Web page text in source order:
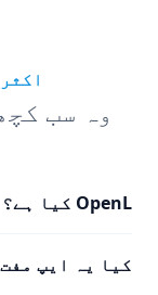
وہ سب
OpenL کیا ہے؟
کیا یہ ایپ